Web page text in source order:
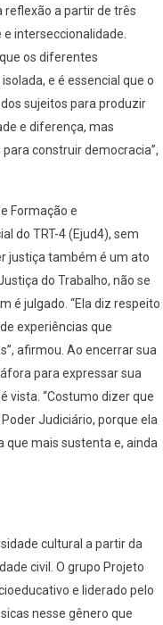
reflexão a partir de três
interseccionalidade.
os diferentes
e é essencial que o
sujeitos para produzir
e diferença, mas
construir democracia”,
Formação e
do TRT-4 (Ejud4), sem
justiça também é um ato
do Trabalho, não se
é julgado. “Ela diz respeito
experiências que
afirmou. Ao encerrar sua
para expressar sua
vista. “Costumo dizer que
Judiciário, porque ela
que mais sustenta e, ainda
cultural a partir da
civil. O grupo Projeto
e liderado pelo
nesse gênero que